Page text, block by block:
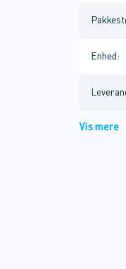
Enhed :
Vis mere